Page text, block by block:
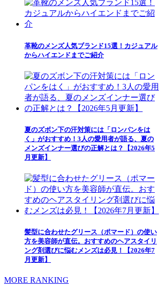
革靴のメンズ人気ブランド15選！カジュアル
からハイエンドまでご紹介
夏のズボン下の汗対策には「ロンパンをは
く」がおすすめ！3人の愛用者が語る、夏の
メンズインナー選びの正解とは？【2026年5
月更新】
髪型に合わせたグリース（ポマード）の使い
方を美容師が直伝。おすすめのヘアスタイリ
ング剤選びに悩むメンズは必見！【2026年7
月更新】
MORE RANKING